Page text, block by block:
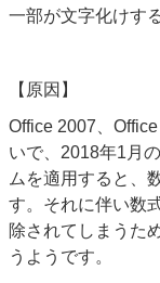
一部が文字化けす
【原因】
Office 2007
いで、2018年1月
ムを適用すると、
す。それに伴い数
除されてしまうた
うようです。